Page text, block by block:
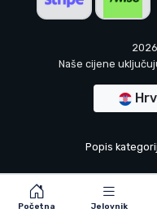
Početna Jelovnik
Naše cijene
Popis